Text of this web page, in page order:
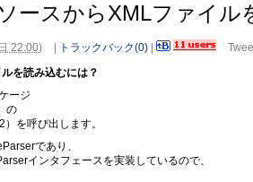
ースからXMLファイル
22:00) トラックバック(0)
を読み込むには？
ージ
の
を呼び出します。
であり、
インタフェースを実装しているので、